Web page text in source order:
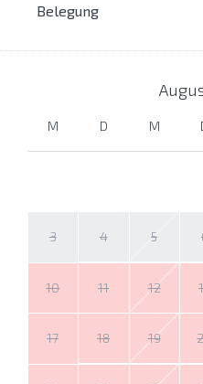
Belegung
M D M
3 4 5
10 11 12
17 18 19